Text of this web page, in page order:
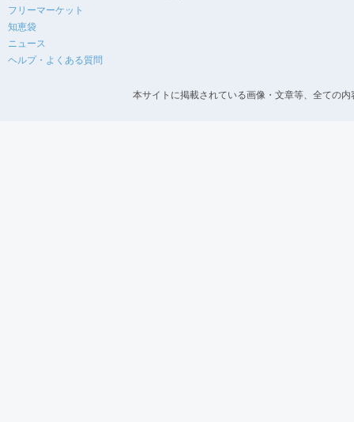
フリーマーケット
知恵袋
ニュース
ヘルプ・よくある質問
本サイトに掲載されている画像・文章等、全ての